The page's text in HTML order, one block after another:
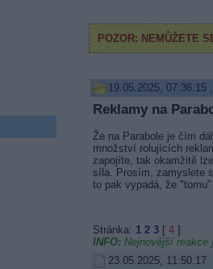
19.05.2025, 07:36.15
Reklamy na
Že na Parabole je čím
množství rolujících
zapojíte, tak okamžitě
síla. Prosím, zamyslete
to pak vypadá, že
Stránka: 1 2 3 [ 4 ]
INFO: Nejnovější reakce
23.05.2025, 11:50.17